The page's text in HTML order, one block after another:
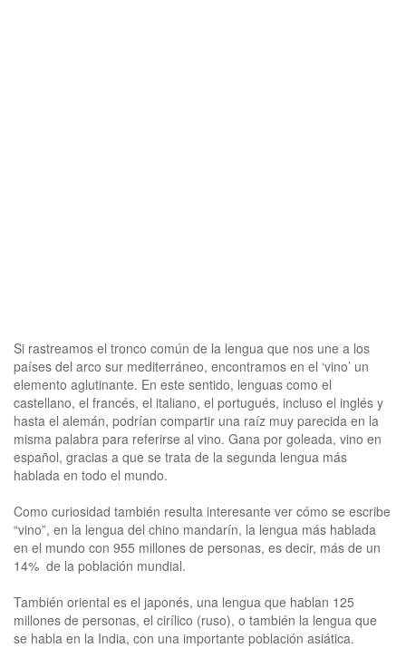
Si rastreamos el tronco común de la lengua que nos une a los
países del arco sur mediterráneo, encontramos en el ‘vino’ un
elemento aglutinante. En este sentido, lenguas como el
castellano, el francés, el italiano, el portugués, incluso el inglés y
hasta el alemán, podrían compartir una raíz muy parecida en la
misma palabra para referirse al vino. Gana por goleada, vino en
español, gracias a que se trata de la segunda lengua más
hablada en todo el mundo.
Como curiosidad también resulta interesante ver cómo se escribe
“vino”, en la lengua del chino mandarín, la lengua más hablada
en el mundo con 955 millones de personas, es decir, más de un
14% de la población mundial.
También oriental es el japonés, una lengua que hablan 125
millones de personas, el cirílico (ruso), o también la lengua que
se habla en la India, con una importante población asiática.